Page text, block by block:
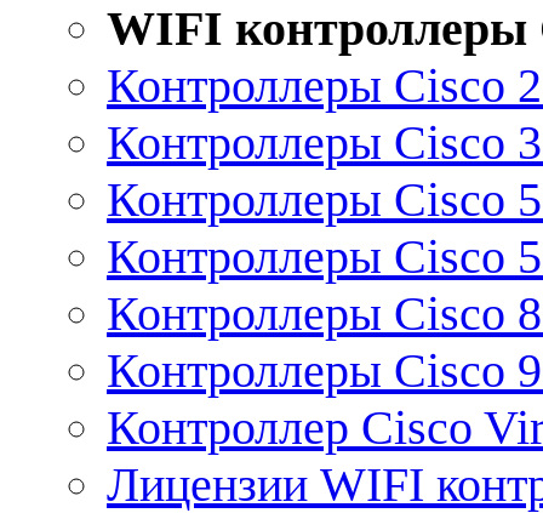
WIFI контроллеры
Контроллеры Cisco
Контроллеры Cisco
Контроллеры Cisco
Контроллеры Cisco
Контроллеры Cisco
Контроллеры Cisco
Контроллер Cisco
Лицензии WIFI